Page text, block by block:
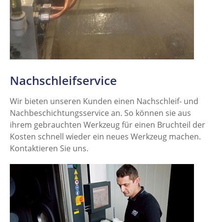
Nachschleifservice
Wir bieten unseren Kunden einen Nachschleif- und
Nachbeschichtungsservice an. So können sie aus
ihrem gebrauchten Werkzeug für einen Bruchteil der
Kosten schnell wieder ein neues Werkzeug machen.
Kontaktieren Sie uns.